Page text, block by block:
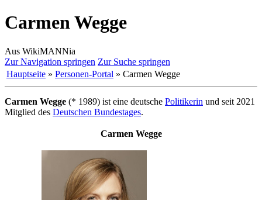
Carmen Wegge
Aus WikiMANNia
Zur Navigation springen Zur Suche springen
Hauptseite » Personen-Portal » Carmen Wegge
Carmen Wegge (* 1989) ist eine deutsche Politikerin und seit 2021
Mitglied des Deutschen Bundestages.
Carmen Wegge